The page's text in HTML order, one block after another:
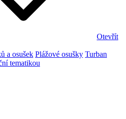
Otevřít
a osušek Plážové osušky Turban
tematikou